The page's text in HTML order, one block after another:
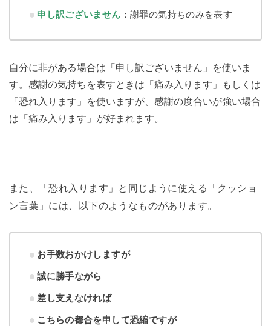
申し訳ございません ：謝罪の気持ちのみを表す
自分に非がある場合は「申し訳ございません」を使いま
す。感謝の気持ちを表すときは「痛み入ります」もしくは
「恐れ入ります」を使いますが、感謝の度合いが強い場合
は「痛み入ります」が好まれます。
また、「恐れ入ります」と同じように使える「クッショ
ン言葉」には、以下のようなものがあります。
お手数おかけしますが
誠に勝手ながら
差し支えなければ
こちらの都合を申して恐縮ですが